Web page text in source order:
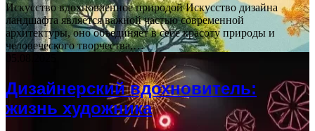
Искусство вдохновленное природой Искусство дизайна
ландшафта является важной частью современной
архитектуры, оно объединяет в себе красоту природы и
человеческого творчества,…
Дизайнерский вдохновитель:
жизнь художника